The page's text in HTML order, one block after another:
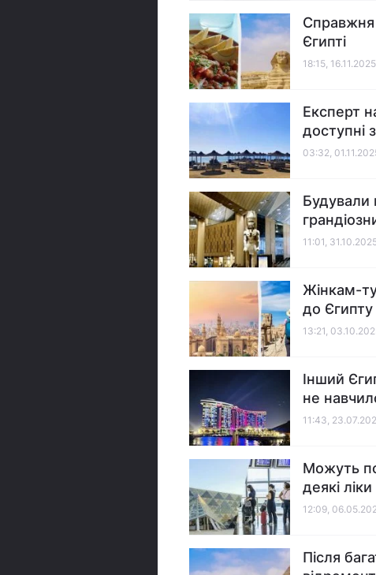
Справжня
Єгипті
18:15, 16.11.2025
Експерт
доступні
03:32,
Будували
11:01,
Жінкам-
до Єгипту
13:21,
Інший
не
11:43,
Можуть
деякі
12:09,
Після